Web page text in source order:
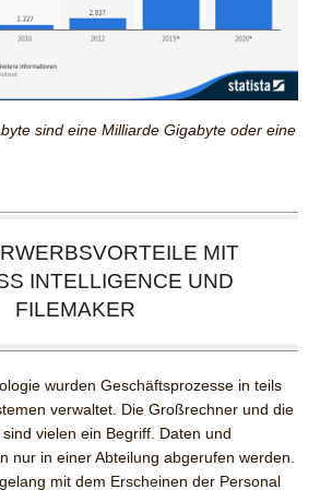
sind eine Milliarde Gigabyte oder eine
MIT
INTELLIGENCE UND
FILEMAKER
wurden Geschäftsprozesse in teils
verwaltet. Die Großrechner und die
vielen ein Begriff. Daten und
nur in einer Abteilung abgerufen werden.
mit dem Erscheinen der Personal